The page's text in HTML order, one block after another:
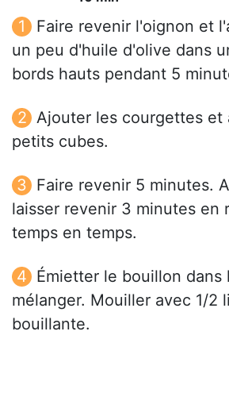
Faire revenir l'oignon et
un peu d'huile d'olive dans
bords hauts pendant 5
Ajouter les courgettes et
petits cubes.
Faire revenir 5 minutes.
laisser revenir 3 minutes en
temps en temps.
Émietter le bouillon dans
mélanger. Mouiller avec 1/2
bouillante.